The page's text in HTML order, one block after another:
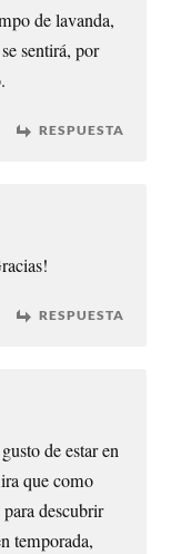
de lavanda,
sentirá, por
RESPUESTA
RESPUESTA
de estar en
que como
descubrir
temporada,